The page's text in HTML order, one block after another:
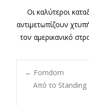
Οι καλύτεροι
αντιμετωπίζουν
τον αμερικανικό
Post
← Forndom
Από το Standing